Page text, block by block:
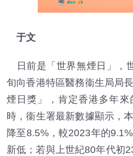
于文
日前是「世界無煙日」，
旬向香港特區醫務衞生局局
煙日獎」，肯定香港多年來
時，衞生署最新數據顯示，
降至8.5%，較2023年的
新低；若與上世紀80年代初